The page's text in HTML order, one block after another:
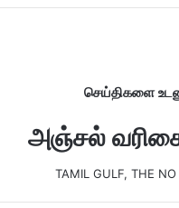
செய்திகளை
அஞ்சல்
TAMIL GULF, THE